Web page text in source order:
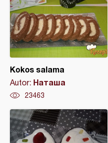
Kokos salama
Autor: Наташа
23463